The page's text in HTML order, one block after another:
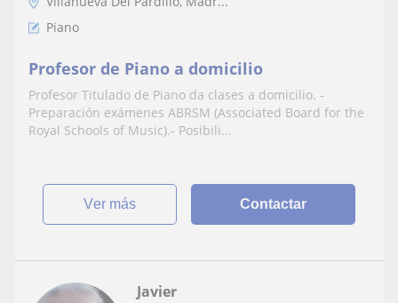
Piano
Profesor de Piano a domicilio
Profesor Titulado de Piano da clases a domicilio. -
Preparación exámenes ABRSM (Associated Board for the
Royal Schools of Music).- Posibili...
ver más Contactar
Javier